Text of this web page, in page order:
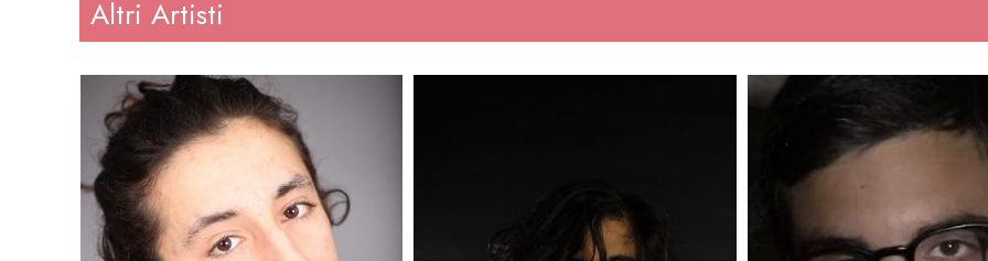
Altri Artisti
Altezza
: 180
Peso
: 61
Regione
: 49
: 178
Peso
: - Scegli la
Regione -